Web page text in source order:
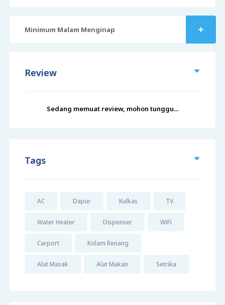
Minimum Malam Menginap
Review
Sedang memuat review, mohon tunggu...
Tags
AC Dapur Kulkas TV
Water Heater Dispenser WiFi
Carport Kolam Renang
Alat Masak Alat Makan Setrika